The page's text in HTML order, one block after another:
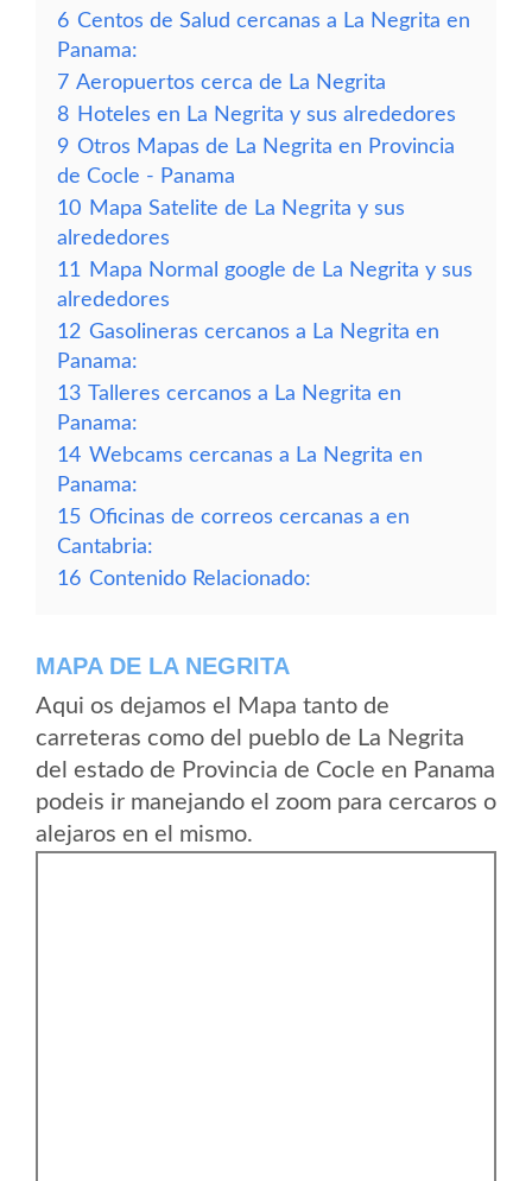
6 Centos de Salud cercanas a La Negrita en
Panama:
7 Aeropuertos cerca de La Negrita
8 Hoteles en La Negrita y sus alrededores
9 Otros Mapas de La Negrita en Provincia
de Cocle - Panama
10 Mapa Satelite de La Negrita y sus
alrededores
11
Mapa Normal google de La Negrita y sus
alrededores
12 Gasolineras cercanos a La Negrita en
Panama:
13 Talleres cercanos a La Negrita en
Panama:
14 Webcams cercanas a La Negrita en
Panama:
15 Oficinas de correos cercanas a en
Cantabria:
16 Contenido Relacionado:
MAPA DE LA NEGRITA
Aqui os dejamos el Mapa tanto de
carreteras como del pueblo de La Negrita
del estado de Provincia de Cocle en Panama
podeis ir manejando el zoom para cercaros o
alejaros en el mismo.